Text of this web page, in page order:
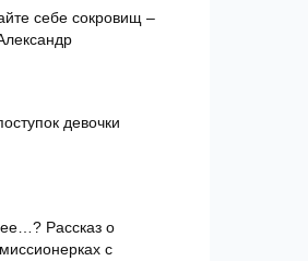
себе сокровищ –
девочки
Рассказ о
с